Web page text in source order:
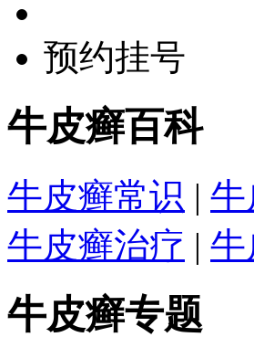
预约挂号
牛皮癣百科
牛皮癣常识 | 牛
牛皮癣治疗 | 牛
牛皮癣专题